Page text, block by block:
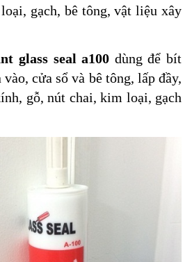
gạch, bê tông, vật liệu xây
glass seal a100 dùng để bít
cửa sổ và bê tông, lấp đầy,
gỗ, nút chai, kim loại, gạch